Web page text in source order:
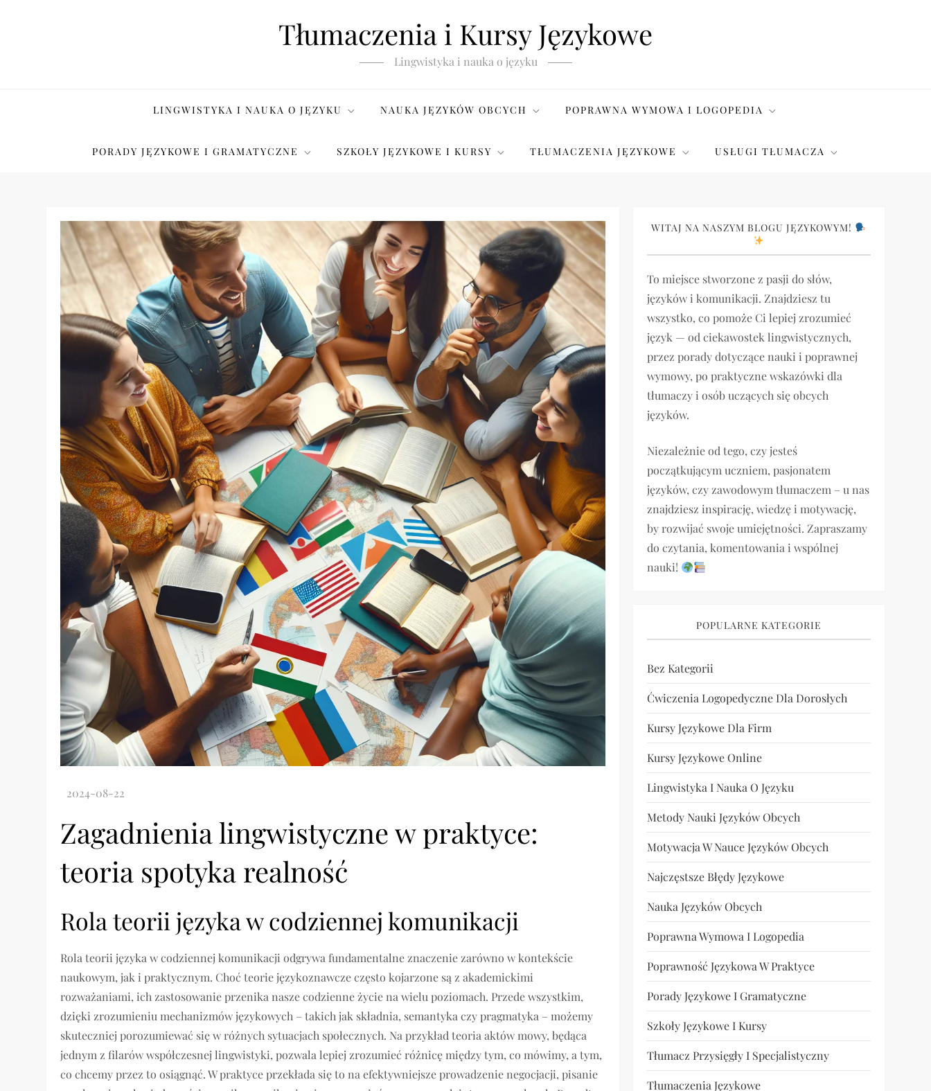
Tłumaczenia i Kursy Językowe
Lingwistyka i nauka o języku
LINGWISTYKA I NAUKA O JĘZYKU NAUKA JĘZYKÓW OBCYCH POPRAWNA WYMOWA I LOGOPEDIA
PORADY JĘZYKOWE I GRAMATYCZNE SZKOŁY JĘZYKOWE I KURSY TŁUMACZENIA JĘZYKOWE USŁUGI TŁUMACZA
Zagadnienia lingwistyczne w praktyce:
teoria spotyka realność
Rola teorii języka w codziennej komunikacji
Rola teorii języka w codziennej komunikacji odgrywa fundamentalne znaczenie zarówno w kontekście
naukowym, jak i praktycznym. Choć teorie językoznawcze często kojarzone są z akademickimi
rozważaniami, ich zastosowanie przenika nasze codzienne życie na wielu poziomach. Przede wszystkim,
dzięki zrozumieniu mechanizmów językowych – takich jak składnia, semantyka czy pragmatyka – możemy
skuteczniej porozumiewać się w różnych sytuacjach społecznych. Na przykład teoria aktów mowy, będąca
jednym z filarów współczesnej lingwistyki, pozwala lepiej zrozumieć różnicę między tym, co mówimy, a tym,
co chcemy przez to osiągnąć. W praktyce przekłada się to na efektywniejsze prowadzenie negocjacji, pisanie
WITAJ NA NASZYM BLOGU JĘZYKOWYM!
To miejsce stworzone z pasji do słów,
języków i komunikacji. Znajdziesz tu
wszystko, co pomoże Ci lepiej zrozumieć
język — od ciekawostek lingwistycznych,
przez porady dotyczące nauki i poprawnej
wymowy, po praktyczne wskazówki dla
tłumaczy i osób uczących się obcych
języków.
Niezależnie od tego, czy jesteś
początkującym uczniem, pasjonatem
języków, czy zawodowym tłumaczem – u nas
znajdziesz inspirację, wiedzę i motywację,
by rozwijać swoje umiejętności. Zapraszamy
do czytania, komentowania i wspólnej
nauki!
POPULARNE KATEGORIE
Bez Kategorii
Ćwiczenia Logopedyczne Dla Dorosłych
Kursy Językowe Dla Firm
Kursy Językowe Online
Lingwistyka I Nauka O Języku
Metody Nauki Języków Obcych
Motywacja W Nauce Języków Obcych
Najczęstsze Błędy Językowe
Nauka Języków Obcych
Poprawna Wymowa I Logopedia
Poprawność Językowa W Praktyce
Porady Językowe I Gramatyczne
Szkoły Językowe I Kursy
Tłumacz Przysięgły I Specjalistyczny
Tłumaczenia Językowe